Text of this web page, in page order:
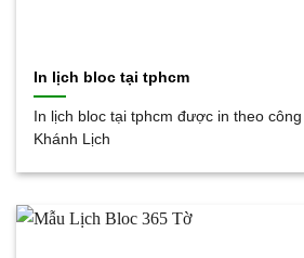
In lịch bloc tại tphcm
In lịch bloc tại tphcm được in theo
Khánh Lịch